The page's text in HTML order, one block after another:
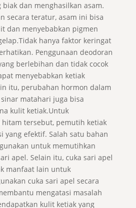
dan menghasilkan asam.
secara teratur, asam ini bisa
dan menyebabkan pigmen
hanya faktor keringat
Penggunaan deodoran
berlebihan dan tidak cocok
menyebabkan ketiak
itu, perubahan hormon dalam
matahari juga bisa
kulit ketiak.Untuk
hitam tersebut, pemutih ketiak
yang efektif. Salah satu bahan
untuk memutihkan
apel. Selain itu, cuka sari apel
manfaat lain untuk
cuka sari apel secara
mengatasi masalah
kulit ketiak yang